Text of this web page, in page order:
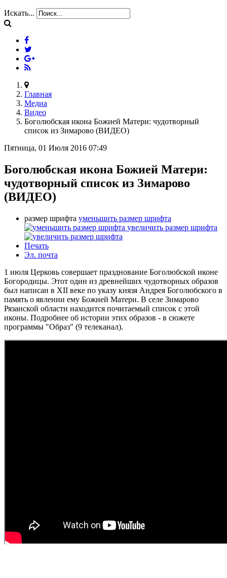
Искать...
Главная
Медиа
Видео
Боголюбская икона Божией Матери: чудотворный
список из Зимарово (ВИДЕО)
Пятница, 01 Июля 2016 07:49
Боголюбская икона Божией Матери:
чудотворный список из Зимарово
(ВИДЕО)
размер шрифта уменьшить размер шрифта
увеличить размер шрифта
Печать
Эл. почта
1 июля Церковь совершает празднование Боголюбской иконе
Богородицы. Этот один из древнейших чудотворных образов
был написан в XII веке по указу князя Андрея Боголюбского в
память о явлении ему Божией Матери. В селе Зимарово
Рязанской области находится почитаемый список с этой
иконы. Подробнее об истории этих образов - в сюжете
программы "Образ" (9 телеканал).